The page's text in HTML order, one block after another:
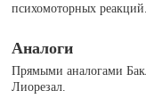
психомоторных реакций.
Аналоги
Прямыми аналогами
Лиорезал.